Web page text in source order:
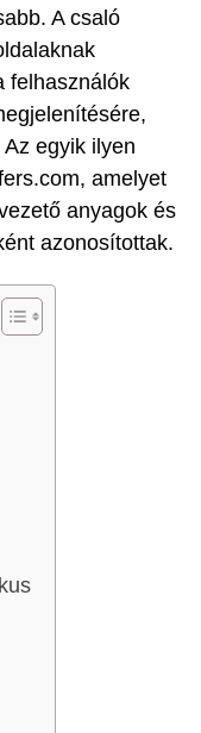
A csaló
felhasználók
egyik ilyen
amelyet
anyagok és
azonosítottak.